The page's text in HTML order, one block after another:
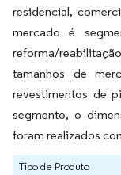
residencial,
mercado é
reforma/
tamanhos de
revestimentos de
segmento, o
foram realizados
Tipo de Produto